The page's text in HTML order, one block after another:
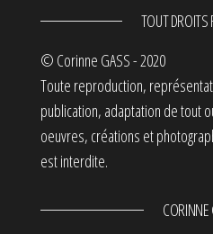
TOUT DROITS
© Corinne GASS - 2020
Toute reproduction,
publication, adaptation de tout
oeuvres, créations et
est interdite.